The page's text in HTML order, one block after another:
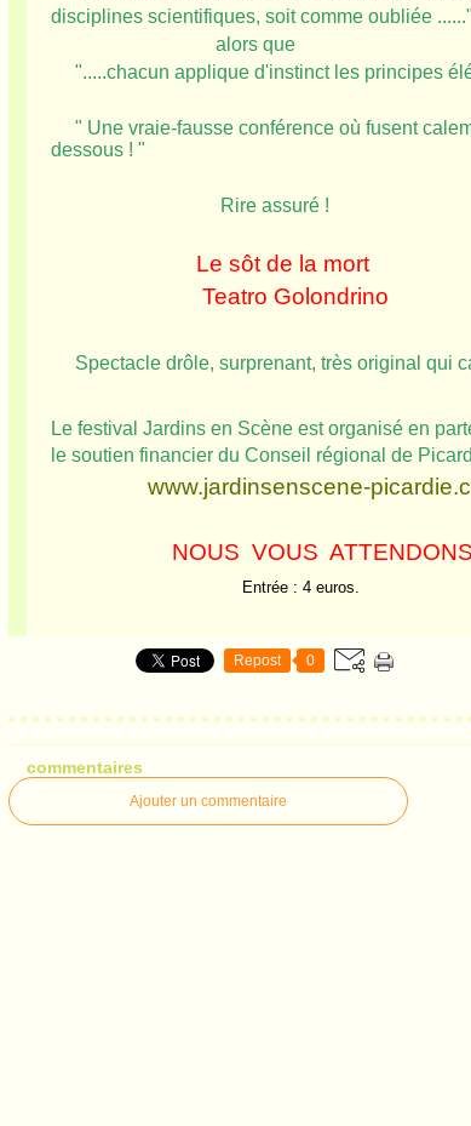
disciplines scientifiques, soit comme oubliée ......"
alors que
".....chacun applique d'instinct les principes
" Une vraie-fausse conférence où fusent
dessous ! "
Rire assuré !
Le sôt de la mort
Teatro Golondrino
Spectacle drôle, surprenant, très original qui
Le festival Jardins en Scène est organisé en
le soutien financier du Conseil régional de
www.jardinsenscene-
NOUS VOUS
Entrée : 4 euros.
Repost 0
commentaires
Ajouter un commentaire